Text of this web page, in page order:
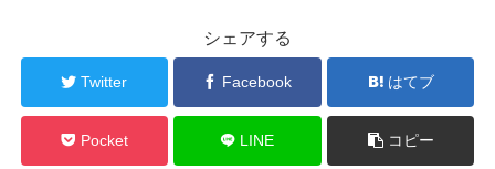
シェアする
Twitter Facebook はてブ
Pocket LINE コピー